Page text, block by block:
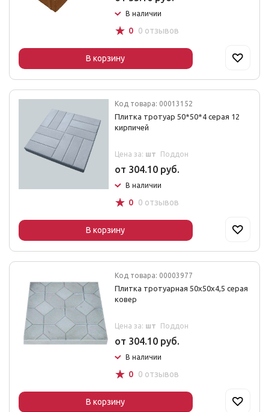
В наличии
☆ 0 0 отзывов
В корзину
Код товара: 00013152
Плитка тротуар 50*50*4 серая 12
кирпичей
Цена за: шт Поддон
от 304.10 руб.
В наличии
☆ 0 0 отзывов
В корзину
Код товара: 00003977
Плитка тротуарная 50х50х4,5 серая
ковер
Цена за: шт Поддон
от 304.10 руб.
В наличии
☆ 0 0 отзывов
В корзину